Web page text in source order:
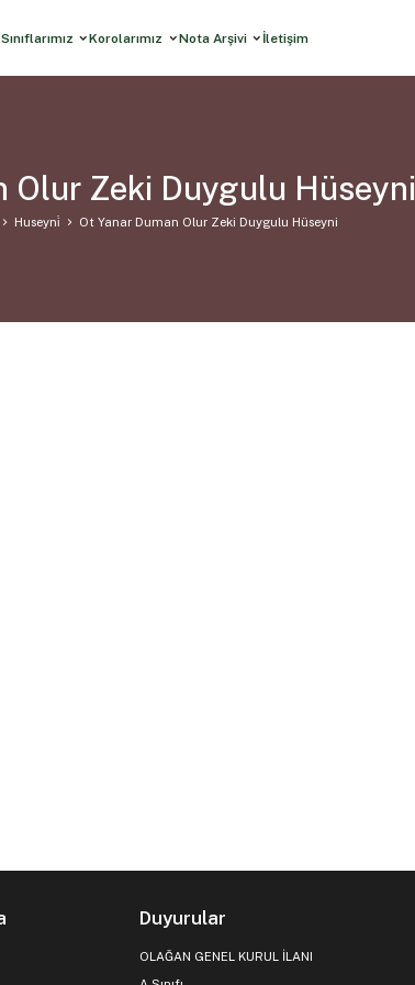
Korolarımız Nota Arşivi İletişim
Olur Zeki Duygulu Hüseyni
Huseyni̇ Ot Yanar Duman Olur Zeki Duygulu Hüseyni
Duyurular
OLAĞAN GENEL KURUL İLANI